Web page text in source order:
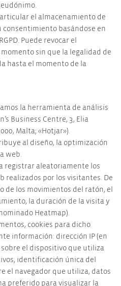
el almacenamiento de
consentimiento basándose en
Puede revocar el
sin que la legalidad de
hasta el momento de la
la herramienta de análisis
Business Centre, 3, Elia
Malta; «Hotjar»).
al diseño, la optimización
web.
registrar aleatoriamente los
realizados por los visitantes. De
de los movimientos del ratón, el
la duración de la visita y
Heatmap).
cookies para dicho
información: dirección IP (en
el dispositivo que utiliza
identificación única del
el navegador que utiliza, datos
preferido para visualizar la